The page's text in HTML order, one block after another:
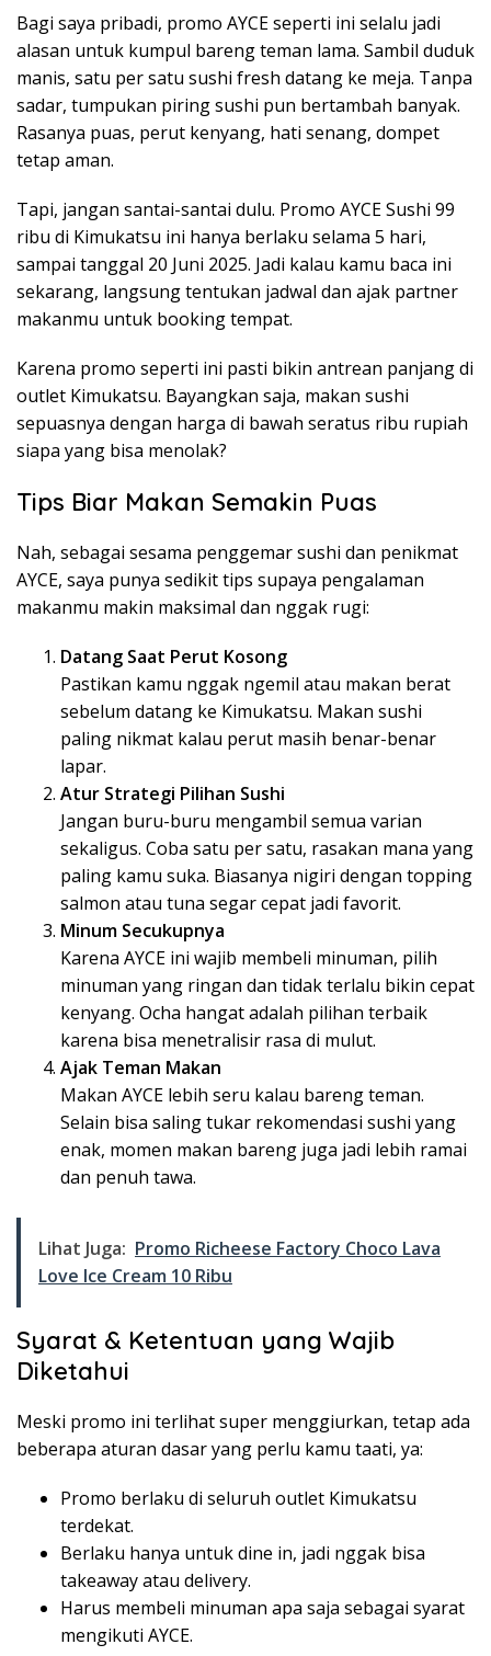
Bagi saya pribadi, promo AYCE seperti ini selalu jadi
alasan untuk kumpul bareng teman lama. Sambil duduk
manis, satu per satu sushi fresh datang ke meja. Tanpa
sadar, tumpukan piring sushi pun bertambah banyak.
Rasanya puas, perut kenyang, hati senang, dompet
tetap aman.
Tapi, jangan santai-santai dulu. Promo AYCE Sushi 99
ribu di Kimukatsu ini hanya berlaku selama 5 hari,
sampai tanggal 20 Juni 2025. Jadi kalau kamu baca ini
sekarang, langsung tentukan jadwal dan ajak partner
makanmu untuk booking tempat.
Karena promo seperti ini pasti bikin antrean panjang di
outlet Kimukatsu. Bayangkan saja, makan sushi
sepuasnya dengan harga di bawah seratus ribu rupiah
siapa yang bisa menolak?
Tips Biar Makan Semakin Puas
Nah, sebagai sesama penggemar sushi dan penikmat
AYCE, saya punya sedikit tips supaya pengalaman
makanmu makin maksimal dan nggak rugi:
Datang Saat Perut Kosong
Pastikan kamu nggak ngemil atau makan berat
sebelum datang ke Kimukatsu. Makan sushi
paling nikmat kalau perut masih benar-benar
lapar.
Atur Strategi Pilihan Sushi
Jangan buru-buru mengambil semua varian
sekaligus. Coba satu per satu, rasakan mana yang
paling kamu suka. Biasanya nigiri dengan topping
salmon atau tuna segar cepat jadi favorit.
Minum Secukupnya
Karena AYCE ini wajib membeli minuman, pilih
minuman yang ringan dan tidak terlalu bikin cepat
kenyang. Ocha hangat adalah pilihan terbaik
karena bisa menetralisir rasa di mulut.
Ajak Teman Makan
Makan AYCE lebih seru kalau bareng teman.
Selain bisa saling tukar rekomendasi sushi yang
enak, momen makan bareng juga jadi lebih ramai
dan penuh tawa.
Lihat Juga: Promo Richeese Factory Choco Lava
Love Ice Cream 10 Ribu
Syarat & Ketentuan yang Wajib
Diketahui
Meski promo ini terlihat super menggiurkan, tetap ada
beberapa aturan dasar yang perlu kamu taati, ya:
Promo berlaku di seluruh outlet Kimukatsu
terdekat.
Berlaku hanya untuk dine in, jadi nggak bisa
takeaway atau delivery.
Harus membeli minuman apa saja sebagai syarat
mengikuti AYCE.